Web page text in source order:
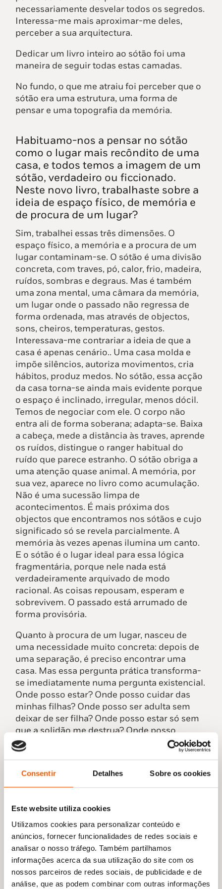
Consentir Detalhes Sobre os cookies
Este website utiliza cookies
Utilizamos cookies para personalizar conteúdo e
anúncios, fornecer funcionalidades de redes sociais e
analisar o nosso tráfego. Também partilhamos
informações acerca da sua utilização do site com os
nossos parceiros de redes sociais, de publicidade e de
análise, que as podem combinar com outras informações
necessariamente desvelar todos os segredos.
Interessa-me mais aproximar-me deles,
perceber a sua arquitectura.
Dedicar um livro inteiro ao sótão foi uma
maneira de seguir todas estas camadas.
No fundo, o que me atraiu foi perceber que o
sótão era uma estrutura, uma forma de
pensar e uma topografia da memória.
Habituamo-nos a pensar no sótão
como o lugar mais recôndito de uma
casa, e todos temos a imagem de um
sótão, verdadeiro ou ficcionado.
Neste novo livro, trabalhaste sobre a
ideia de espaço físico, de memória e
de procura de um lugar?
Sim, trabalhei essas três dimensões. O
espaço físico, a memória e a procura de um
lugar contaminam-se. O sótão é uma divisão
concreta, com traves, pó, calor, frio, madeira,
ruídos, sombras e degraus. Mas é também
uma zona mental, uma câmara da memória,
um lugar onde o passado não regressa de
forma ordenada, mas através de objectos,
sons, cheiros, temperaturas, gestos.
Interessava-me contrariar a ideia de que a
casa é apenas cenário.. Uma casa molda e
impõe silêncios, autoriza movimentos, cria
hábitos, produz medos. No sótão, essa acção
da casa torna-se ainda mais evidente porque
o espaço é inclinado, irregular, menos dócil.
Temos de negociar com ele. O corpo não
entra ali de forma soberana; adapta-se. Baixa
a cabeça, mede a distância às traves, aprende
os ruídos, distingue o ranger habitual do
ruído que parece estranho. O sótão obriga a
uma atenção quase animal. A memória, por
sua vez, aparece no livro como acumulação.
Não é uma sucessão limpa de
acontecimentos. É mais próxima dos
objectos que encontramos nos sótãos e cujo
significado só se revela parcialmente. A
memória às vezes apenas ilumina um canto.
E o sótão é o lugar ideal para essa lógica
fragmentária, porque nele nada está
verdadeiramente arquivado de modo
racional. As coisas repousam, esperam e
sobrevivem. O passado está arrumado de
forma provisória.
Quanto à procura de um lugar, nasceu de
uma necessidade muito concreta: depois de
uma separação, é preciso encontrar uma
casa. Mas essa pergunta prática transforma-
se imediatamente numa pergunta existencial.
Onde posso estar? Onde posso cuidar das
minhas filhas? Onde posso ser adulta sem
deixar de ser filha? Onde posso estar só sem
que a solidão me destrua? Onde posso
escrever? Onde posso recomeçar sem fingir
que recomeçar é simples?
Por isso, o sótão é simultaneamente refúgio e
instabilidade. Dá-me abrigo, mas não me
mas uma casa inclinada. É promessa, mas
também ficção. É intimidade, mas também
clausura. No livro, interessa-me essa tensão.
A casa como lugar de protecção e de ameaça,
como lugar de pertença e de estranheza.